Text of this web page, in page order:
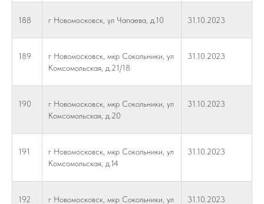
188 г Новомосковск, ул Чапаева, д.10 31.10.2023
189
г Новомосковск, мкр Сокольники, ул
Комсомольская, д.21/18
31.10.2023
190
г Новомосковск, мкр Сокольники, ул
Комсомольская, д.20
31.10.2023
191
г Новомосковск, мкр Сокольники, ул
Комсомольская, д.14
31.10.2023
192 г Новомосковск, мкр Сокольники, ул 31.10.2023